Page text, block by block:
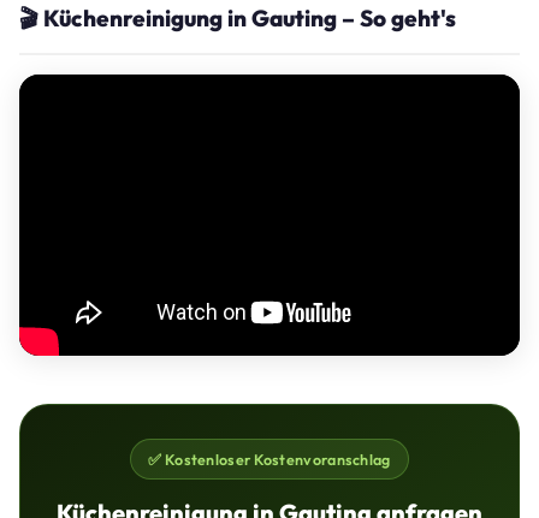
🎬 Küchenreinigung in Gauting – So geht's
✅ Kostenloser Kostenvoranschlag